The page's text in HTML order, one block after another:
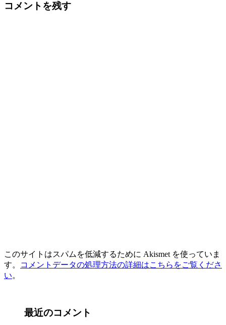
コメントを残す
このサイトはスパムを低減するために Akismet を使っていま
す。
コメントデータの処理方法の詳細はこちらをご覧くださ
い。
最近のコメント